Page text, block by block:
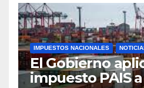
IMPUESTOS NACIONALES
El Gobierno
impuesto PAIS